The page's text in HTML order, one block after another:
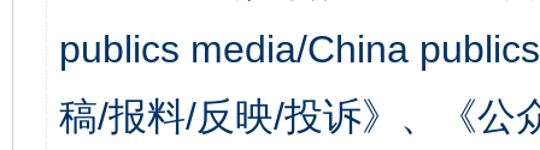
publics media/China
稿/报料/反映/投诉》、《公